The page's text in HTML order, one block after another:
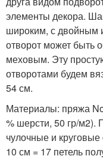
элементы декора.
широким, с двойным
отворот может
меховым. Эту
отворотами будем
54 см.
Материалы: пряжа
% шерсти, 50 гр/м2).
чулочные и
10 см = 17 петель